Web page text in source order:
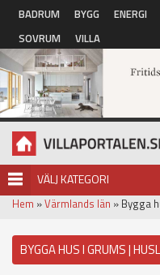
Hoppa till huvudinnehåll
BADRUM BYGG ENERGI
SOVRUM
VILLA
VÄLJ KATEGORI
Hem »Värmlands län » Bygga
BYGGA HUS I GRUMS |